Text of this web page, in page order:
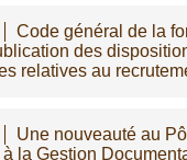
Code général de la
des
relatives au
Une nouveauté au
la Gestion